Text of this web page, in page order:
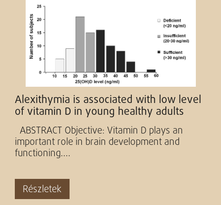
Alexithymia is associated with low level
of vitamin D in young healthy adults
ABSTRACT Objective: Vitamin D plays an
important role in brain development and
functioning....
Részletek